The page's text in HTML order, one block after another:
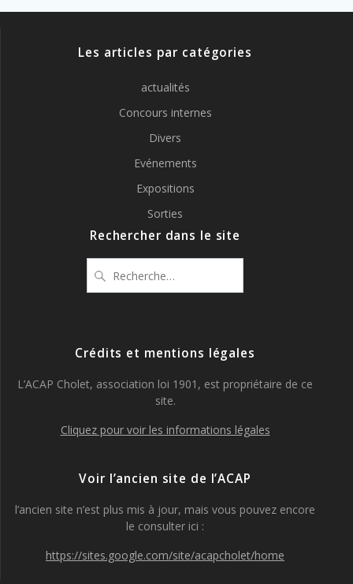
Les articles par catégories
actualités
Concours internes
Divers
Evénements
Expositions
Sorties
Rechercher dans le site
pour
Crédits et mentions légales
L’ACAP Cholet, association loi 1901, est propriétaire de ce
site.
Cliquez pour voir les informations légales
Voir l’ancien site de l’ACAP
l’ancien site n’est plus mis à jour, mais vous pouvez encore
le consulter ici :
https://sites.google.com/site/acapcholet/home